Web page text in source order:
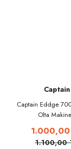
Captain
Captain Eddge
Olta
1.000,00
1.100,00